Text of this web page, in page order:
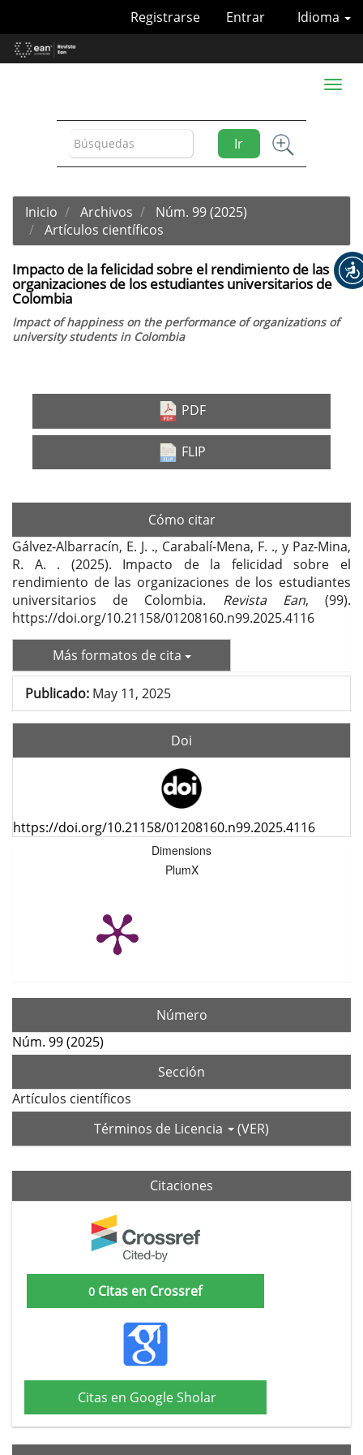
Contenido
principal
Idioma
Registrarse Entrar
Ir
Toggle
Inicio Archivos
Núm. 99 (2025)
Artículos científicos
Impacto de la felicidad sobre el rendimiento de las
organizaciones de los estudiantes universitarios de
Colombia
Impact of happiness on the performance of organizations of
university students in Colombia
Barra
del
artículo
PDF
FLIP
Cómo citar
Gálvez-Albarracín, E. J. ., Carabalí-Mena, F. ., y Paz-Mina,
R. A. . (2025). Impacto de la felicidad sobre el
rendimiento de las organizaciones de los estudiantes
universitarios de Colombia. Revista Ean, (99).
https://doi.org/10.21158/01208160.n99.2025.4116
Más formatos de cita
Publicado: May 11, 2025
Doi
https://doi.org/10.21158/01208160.n99.2025.4116
Dimensions
PlumX
Número
Núm. 99 (2025)
Sección
Artículos científicos
Términos de Licencia
(VER)
Citaciones
0 Citas en Crossref
Citas en Google Sholar